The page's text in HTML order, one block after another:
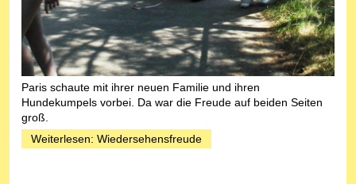
Paris schaute mit ihrer neuen Familie und ihren
Hundekumpels vorbei. Da war die Freude auf beiden Seiten
groß.
Weiterlesen: Wiedersehensfreude